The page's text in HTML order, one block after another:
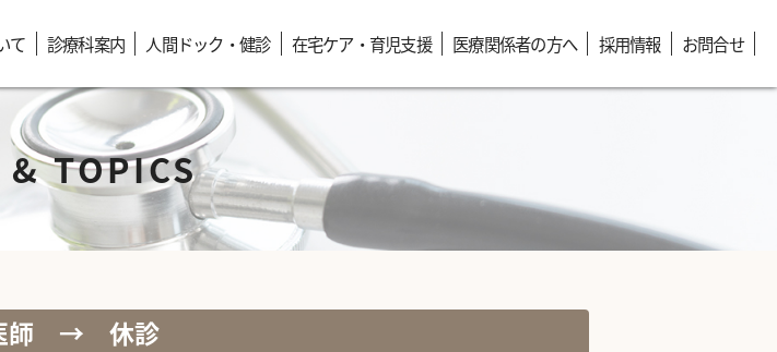
て 診療科案内 人間ドック・健診 在宅ケア・育児支援 医療関係者の方へ 採用情報 お問合せ
& TOPICS
師 → 休診